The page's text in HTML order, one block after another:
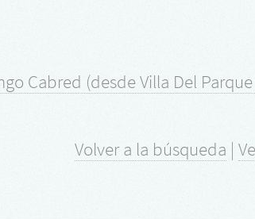
Cabred (desde Villa Del
Volver a la búsqueda |